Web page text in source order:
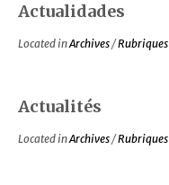
Actualidades
Located inArchives/Rubriques
Actualités
Located inArchives/Rubriques